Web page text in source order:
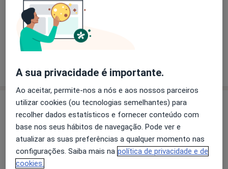
Ampliar o mapa
Clínica de Gastrenterologia de Almada
Opiniões sobre os médicos (68)
68 opiniões
A sua privacidade é importante.
Ao aceitar, permite-nos a nós e aos nossos parceiros
utilizar cookies (ou tecnologias semelhantes) para
recolher dados estatísticos e fornecer conteúdo com
base nos seus hábitos de navegação. Pode ver e
atualizar as suas preferências a qualquer momento nas
configurações. Saiba mais na política de privacidade e de
cookies.